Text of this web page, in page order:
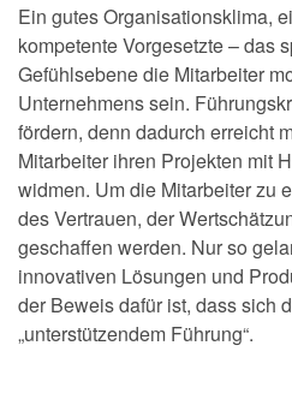
Ein gutes Organisationsklima,
kompetente Vorgesetzte – das
Gefühlsebene die Mitarbeiter
Unternehmens sein.
fördern, denn dadurch erreicht
Mitarbeiter ihren Projekten mit
widmen. Um die Mitarbeiter zu
des Vertrauen, der
geschaffen werden. Nur so
innovativen Lösungen und
der Beweis dafür ist, dass sich
„unterstützendem Führung“.